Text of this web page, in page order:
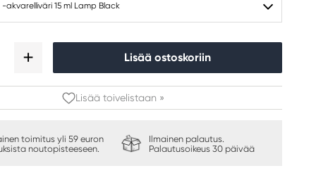
akvarelliväri 15 ml Lamp Black
Lisää ostoskoriin
Lisää toivelistaan »
toimitus yli 59 euron
noutopisteeseen.
Ilmainen palautus.
Palautusoikeus 30 päivää